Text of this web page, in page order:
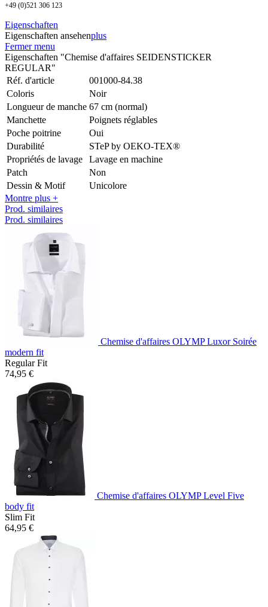
+49 (0)521 306 123
Eigenschaften
Eigenschaften ansehenplus
Fermer menu
Eigenschaften "Chemise d'affaires SEIDENSTICKER
REGULAR"
Réf. d'article
001000-84.38
Coloris
Noir
Longueur de manche 67 cm (normal)
Manchette
Poignets réglables
Poche poitrine
Oui
Durabilité
STeP by OEKO-TEX®
Propriétés de lavage
Lavage en machine
Patch
Non
Dessin & Motif
Unicolore
Montre plus +
Prod. similaires
Prod. similaires
Chemise d'affaires OLYMP Luxor Soirée
modern fit
Regular Fit
74,95 €
Chemise d'affaires OLYMP Level Five
body fit
Slim Fit
64,95 €